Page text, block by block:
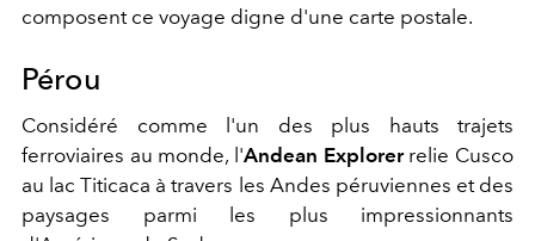
composent ce voyage digne d'une carte postale.
Pérou
Considéré comme l'un des plus hauts trajets
ferroviaires au monde, l'Andean Explorerrelie Cusco
au lac Titicaca à travers les Andes péruviennes et des
paysages parmi les plus impressionnants